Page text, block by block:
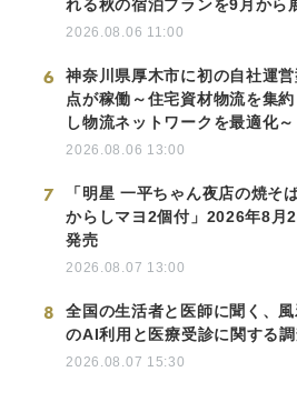
れる秋の宿泊プランを9月から
2026.08.06 11:00
6
神奈川県厚木市に初の自社運
点が稼働～住宅資材物流を集
し物流ネットワークを最適化～
2026.08.06 13:00
7
「明星 一平ちゃん夜店の焼そ
からしマヨ2個付」2026年8月
発売
2026.08.07 13:00
8
全国の生活者と医師に聞く、
のAI利用と医療受診に関する
2026.08.07 15:30